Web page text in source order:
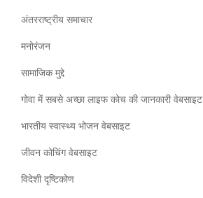
अंतरराष्ट्रीय समाचार
मनोरंजन
सामाजिक मुद्दे
गोवा में सबसे अच्छा लाइफ कोच की जानकारी वेबसाइट
भारतीय स्वास्थ्य भोजन वेबसाइट
जीवन कोचिंग वेबसाइट
विदेशी दृष्टिकोण